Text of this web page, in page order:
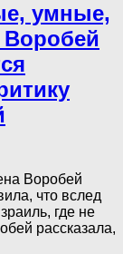
умные,
Воробей
что вслед
где не
рассказала,